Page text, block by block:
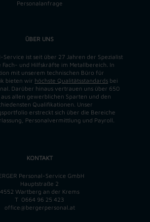
Personalanfrage
ÜBER UNS
Service ist seit über 27 Jahren der Spezialist
und Hilfskräfte im Metallbereich. In
mit unserem technischen Büro für
bieten wir höchste Qualitätsstandards bei
Darüber hinaus vertrauen uns über 650
allen gewerblichen Sparten und den
Qualifikationen. Unser
erstreckt sich über die Bereiche
Personalvermittlung und Payroll.
KONTAKT
Personal-Service GmbH
Hauptstraße 2
4552 Wartberg an der Krems
T 0664 96 25 423
office@bergerpersonal.at